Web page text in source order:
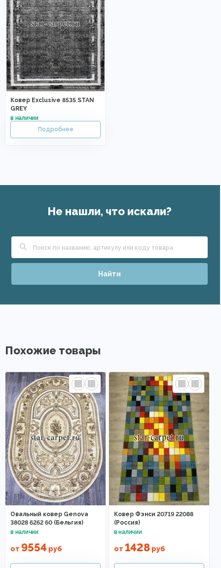
Ковер Exclusive 8535 STAN
GREY
Не нашли, что искали?
Найти
Похожие товары
Овальный ковер Genova
38028 6262 60 (Бельгия)
от 9554 руб
Ковер Фэнси 20719 22088
(Россия)
от 1428руб